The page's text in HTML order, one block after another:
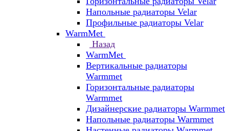
Напольные радиаторы Velar
Профильные радиаторы Velar
WarmMet
Назад
WarmMet
Вертикальные радиаторы
Warmmet
Горизонтальные радиаторы
Warmmet
Дизайнерские радиаторы Warmmet
Напольные радиаторы Warmmet